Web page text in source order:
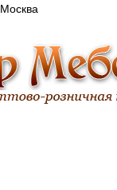
Москва